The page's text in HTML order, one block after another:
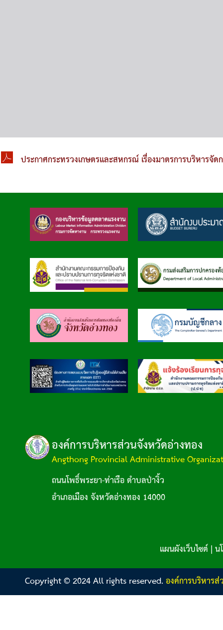
ประกาศกระทรวงเกษตรและสหกรณ์ เรื่องมาตรการบริหารจั
องค์การบริหารส่วนจังหวัดอ่างทอง
Angthong Provincial Administrative
ถนนโพธิ์พระยา-ท่าเรือ ตำบลป่างิ้ว
อำเภอเมือง จังหวัดอ่างทอง 14000
แผนผังเว็บไซต์|น
Copyright © 2024 All rights reserved.องค์การบริหาร